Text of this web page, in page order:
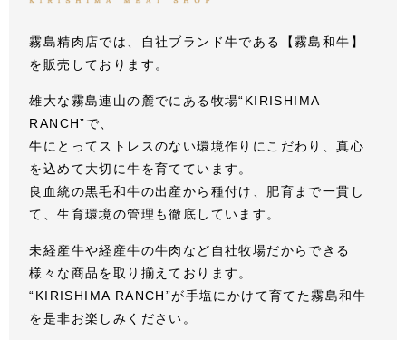
霧島精肉店では、自社ブランド牛である【霧島和牛】
を販売しております。
雄大な霧島連山の麓でにある牧場“KIRISHIMA
RANCH”で、
牛にとってストレスのない環境作りにこだわり、真心
を込めて大切に牛を育てています。
良血統の黒毛和牛の出産から種付け、肥育まで一貫し
て、生育環境の管理も徹底しています。
未経産牛や経産牛の牛肉など自社牧場だからできる
様々な商品を取り揃えております。
“KIRISHIMA RANCH”が手塩にかけて育てた霧島和牛
を是非お楽しみください。